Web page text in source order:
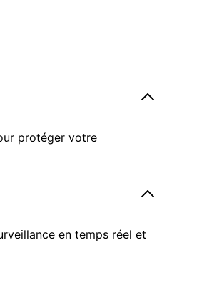
protéger votre
en temps réel et